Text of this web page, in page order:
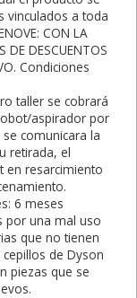
vinculados a toda
CON LA
DE DESCUENTOS
Condiciones
taller se cobrará
aspirador por
comunicara la
retirada, el
en resarcimiento
6 meses
por una mal uso
que no tienen
de Dyson
piezas que se